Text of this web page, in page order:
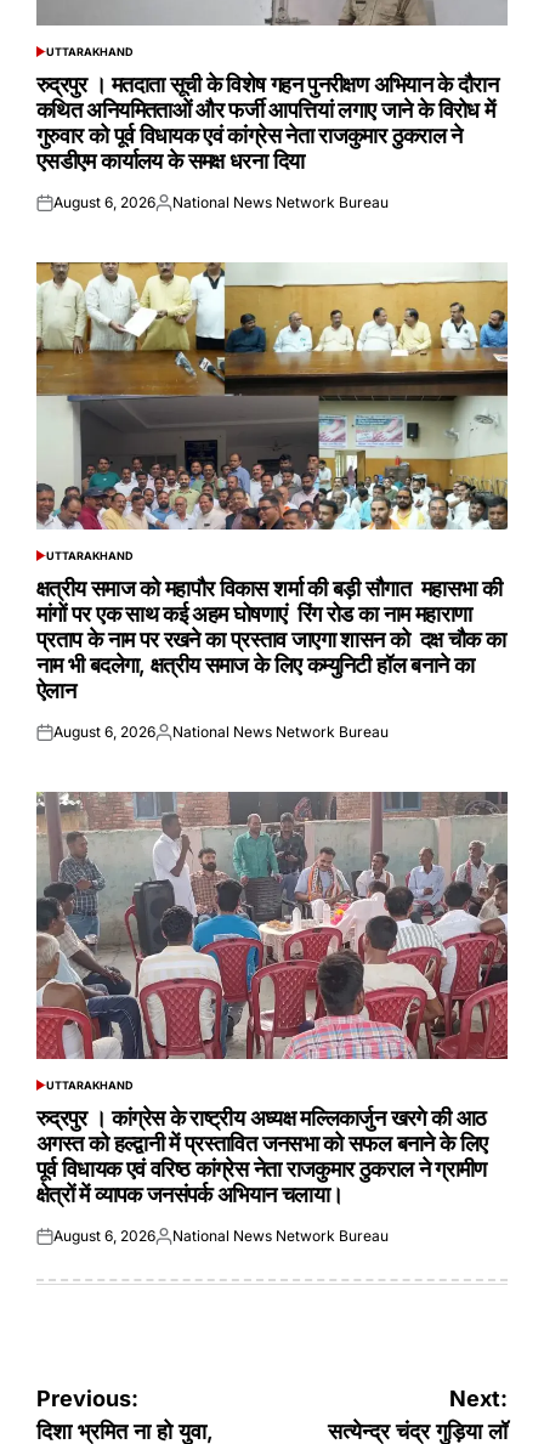
POSTED
UTTARAKHAND
रुद्रपुर । मतदाता सूची के विशेष गहन पुनरीक्षण अभियान के दौरान
कथित अनियमितताओं और फर्जी आपत्तियां लगाए जाने के विरोध में
गुरुवार को पूर्व विधायक एवं कांग्रेस नेता राजकुमार ठुकराल ने
एसडीएम कार्यालय के समक्ष धरना दिया
Posted
August 6, 2026Posted
National News Network Bureau
POSTED
UTTARAKHAND
क्षत्रीय समाज को महापौर विकास शर्मा की बड़ी सौगात महासभा की
मांगों पर एक साथ कई अहम घोषणाएं रिंग रोड का नाम महाराणा
प्रताप के नाम पर रखने का प्रस्ताव जाएगा शासन को दक्ष चौक का
नाम भी बदलेगा, क्षत्रीय समाज के लिए कम्युनिटी हॉल बनाने का
ऐलान
Posted
August 6, 2026Posted
National News Network Bureau
POSTED
UTTARAKHAND
रुद्रपुर । कांग्रेस के राष्ट्रीय अध्यक्ष मल्लिकार्जुन खरगे की आठ
अगस्त को हल्द्वानी में प्रस्तावित जनसभा को सफल बनाने के लिए
पूर्व विधायक एवं वरिष्ठ कांग्रेस नेता राजकुमार ठुकराल ने ग्रामीण
क्षेत्रों में व्यापक जनसंपर्क अभियान चलाया।
Posted
August 6, 2026Posted
National News Network Bureau
Post
Previous:
दिशा भ्रमित ना हो युवा,
Next:
सत्येन्द्र चंद्र गुड़िया लॉ